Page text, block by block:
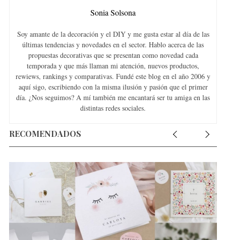
Sonia Solsona
Soy amante de la decoración y el DIY y me gusta estar al día de las
últimas tendencias y novedades en el sector. Hablo acerca de las
propuestas decorativas que se presentan como novedad cada
temporada y que más llaman mi atención, nuevos productos,
rewiews, rankings y comparativas. Fundé este blog en el año 2006 y
aquí sigo, escribiendo con la misma ilusión y pasión que el primer
día. ¿Nos seguimos? A mí también me encantará ser tu amiga en las
distintas redes sociales.
RECOMENDADOS